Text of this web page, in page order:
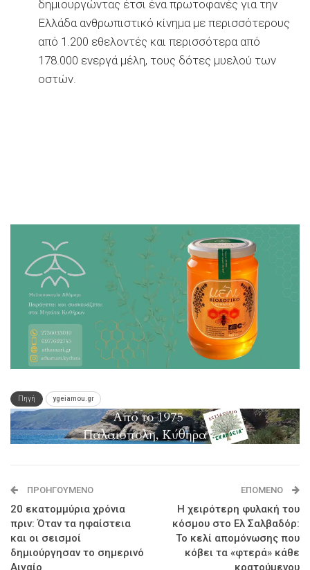
δημιουργώντας έτσι ένα πρωτοφανές για την
Ελλάδα ανθρωπιστικό κίνημα με περισσότερους
από 1.200 εθελοντές και περισσότερα από
178.000 ενεργά μέλη, τους δότες μυελού των
οστών.
Πηγή ygeiamou.gr
ΠΡΟΗΓΟΎΜΕΝΟ
20 εκατομμύρια χρόνια
πριν: Όταν τα ηφαίστεια
και οι σεισµοί
δηµιούργησαν το σηµερινό
ΕΠΌΜΕΝΟ
Η χειρότερη φυλακή του
κόσμου στο Ελ Σαλβαδόρ:
Το κελί απομόνωσης που
κόβει τα «φτερά» κάθε